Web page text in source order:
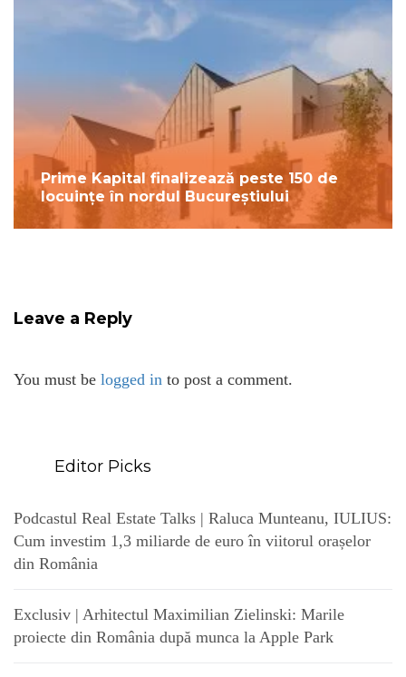
Prime Kapital finalizează peste 150 de
locuințe în nordul Bucureștiului
Leave a Reply
You must be logged in to post a comment.
Editor Picks
Podcastul Real Estate Talks | Raluca Munteanu, IULIUS:
Cum investim 1,3 miliarde de euro în viitorul orașelor
din România
Exclusiv | Arhitectul Maximilian Zielinski: Marile
proiecte din România după munca la Apple Park